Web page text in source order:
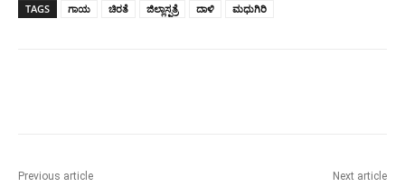
TAGS ಗಾಯ ಚಿರತೆ ಜಿಲ್ಲಾಸ್ಪತ್ರೆ ದಾಳಿ ‌ಮಧುಗಿರಿ
Previous article Next article